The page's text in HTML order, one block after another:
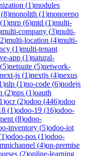
(1)modules
(8)monolith (1)monorepo
(1)mrp (6)mtd (1)multi-
multi-company (3)multi-
2)multi-location (4)multi-
(1)multi-tenant
app (1)natural-
(5)netsuite (5)network-
next-js (1)nextjs (4)nexus
)nlp (1)no-code (6)nodejs
(2)nps (1)oauth
1)ocr(2)odoo (446)odoo
(1)odoo-19 (16)odoo-
(8)odoo-
inventory (5)odoo-iot
1)odoo-pos (1)odoo-
(4)on-premise
(2)online-learning